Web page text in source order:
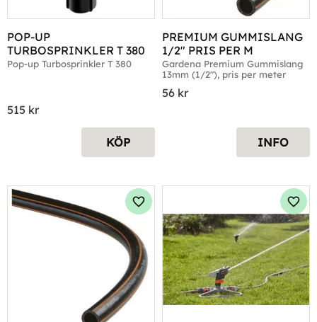
POP-UP
TURBOSPRINKLER T 380
Pop-up Turbosprinkler T 380
515 kr
KÖP
PREMIUM GUMMISLANG
1/2" PRIS PER M
Gardena Premium Gummislang
13mm (1/2"), pris per meter
56 kr
INFO
Lägg till i favoriter